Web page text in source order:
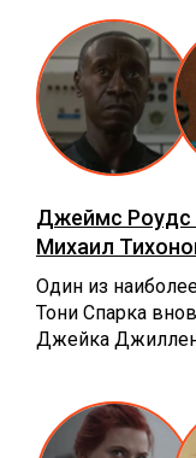
Джеймс Роудс
Михаил
Один из
Тони Спарка
Джейка